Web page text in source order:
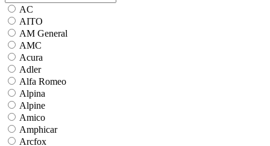
AC
AITO
AM General
AMC
Acura
Adler
Alfa Romeo
Alpina
Alpine
Amico
Amphicar
Arcfox